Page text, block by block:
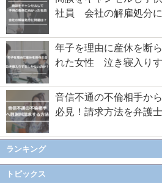
社員 会社の解雇処分に
年子を理由に産休を断
れた女性 泣き寝入りす
音信不通の不倫相手か
必見！請求方法を弁護
ランキング
トピックス